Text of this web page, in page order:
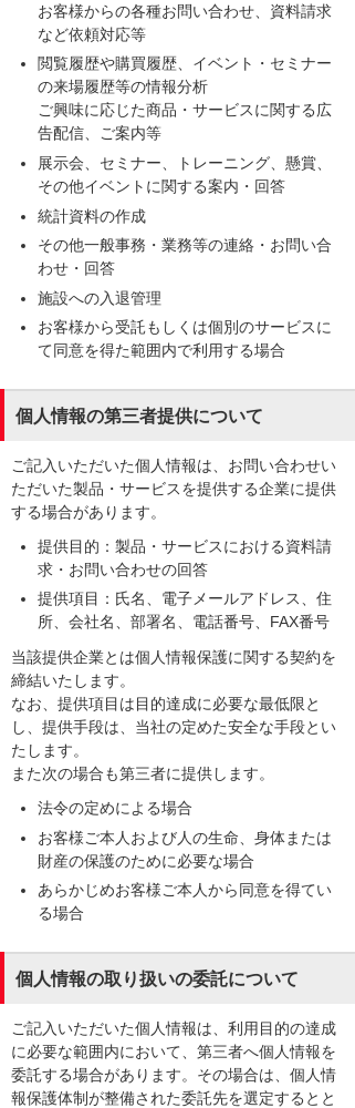
お客様からの各種お問い合わせ、資料請求
など依頼対応等
閲覧履歴や購買履歴、イベント・セミナー
の来場履歴等の情報分析
ご興味に応じた商品・サービスに関する広
告配信、ご案内等
展示会、セミナー、トレーニング、懸賞、
その他イベントに関する案内・回答
統計資料の作成
その他一般事務・業務等の連絡・お問い合
わせ・回答
施設への入退管理
お客様から受託もしくは個別のサービスに
て同意を得た範囲内で利用する場合
個人情報の第三者提供について
ご記入いただいた個人情報は、お問い合わせい
ただいた製品・サービスを提供する企業に提供
する場合があります。
提供目的：製品・サービスにおける資料請
求・お問い合わせの回答
提供項目：氏名、電子メールアドレス、住
所、会社名、部署名、電話番号、FAX番号
当該提供企業とは個人情報保護に関する契約を
締結いたします。
なお、提供項目は目的達成に必要な最低限と
し、提供手段は、当社の定めた安全な手段とい
たします。
また次の場合も第三者に提供します。
法令の定めによる場合
お客様ご本人および人の生命、身体または
財産の保護のために必要な場合
あらかじめお客様ご本人から同意を得てい
る場合
個人情報の取り扱いの委託について
ご記入いただいた個人情報は、利用目的の達成
に必要な範囲内において、第三者へ個人情報を
委託する場合があります。その場合は、個人情
報保護体制が整備された委託先を選定するとと